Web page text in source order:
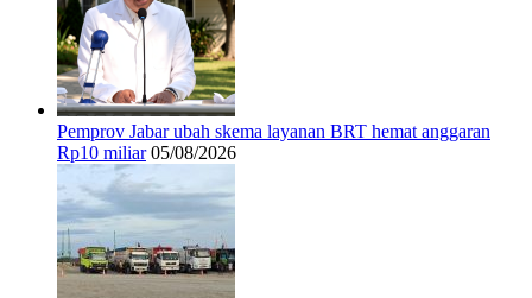
Pemprov Jabar ubah skema layanan BRT hemat anggaran
Rp10 miliar 05/08/2026